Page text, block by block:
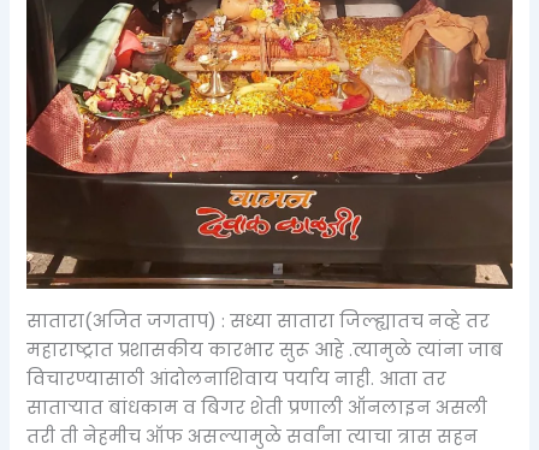
सातारा(अजित जगताप) : सध्या सातारा जिल्ह्यातच नव्हे तर
महाराष्ट्रात प्रशासकीय कारभार सुरू आहे .त्यामुळे त्यांना जाब
विचारण्यासाठी आंदोलनाशिवाय पर्याय नाही. आता तर
साताऱ्यात बांधकाम व बिगर शेती प्रणाली ऑनलाइन असली
तरी ती नेहमीच ऑफ असल्यामुळे सर्वांना त्याचा त्रास सहन